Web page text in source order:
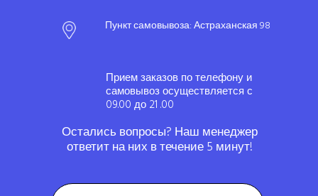
Пункт самовывоза: Астраханская 98
Прием заказов по телефону и
самовывоз осуществляется с
09.00 до 21 .00
Остались вопросы? Наш менеджер
ответит на них в течение 5 минут!